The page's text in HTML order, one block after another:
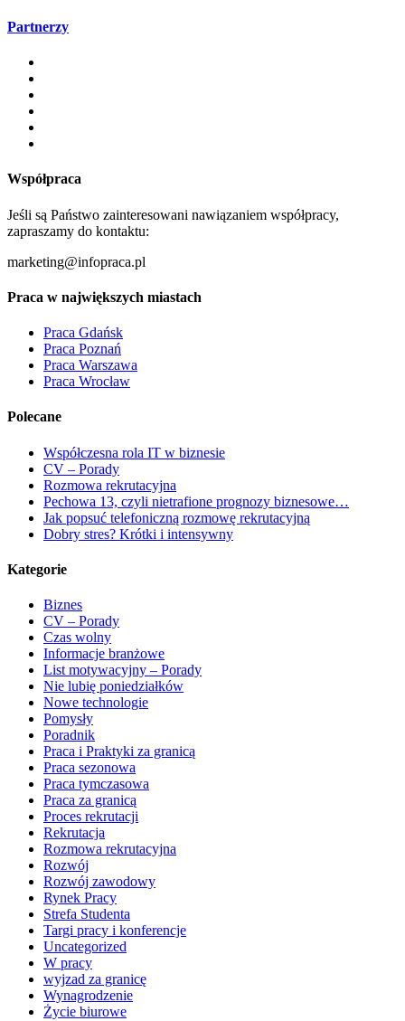
Partnerzy
Współpraca
Jeśli są Państwo zainteresowani nawiązaniem współpracy,
zapraszamy do kontaktu:
marketing@infopraca.pl
Praca w największych miastach
Praca Gdańsk
Praca Poznań
Praca Warszawa
Praca Wrocław
Polecane
Współczesna rola IT w biznesie
CV – Porady
Rozmowa rekrutacyjna
Pechowa 13, czyli nietrafione prognozy biznesowe…
Jak popsuć telefoniczną rozmowę rekrutacyjną
Dobry stres? Krótki i intensywny
Kategorie
Biznes
CV – Porady
Czas wolny
Informacje branżowe
List motywacyjny – Porady
Nie lubię poniedziałków
Nowe technologie
Pomysły
Poradnik
Praca i Praktyki za granicą
Praca sezonowa
Praca tymczasowa
Praca za granicą
Proces rekrutacji
Rekrutacja
Rozmowa rekrutacyjna
Rozwój
Rozwój zawodowy
Rynek Pracy
Strefa Studenta
Targi pracy i konferencje
Uncategorized
W pracy
wyjzad za granicę
Wynagrodzenie
Życie biurowe